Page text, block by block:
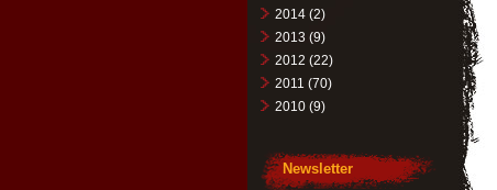
2014 (2)
2013 (9)
2012 (22)
2011 (70)
2010 (9)
Newsletter